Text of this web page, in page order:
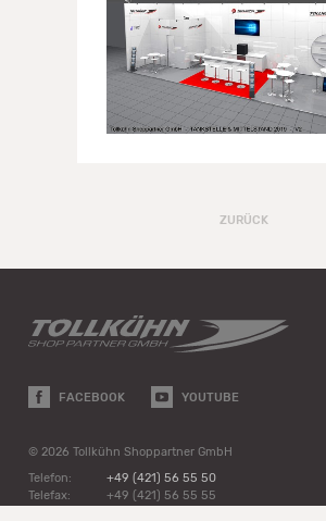
ZURÜCK
FACEBOOK YOUTUBE
© 2026 Tollkühn Shoppartner GmbH
Telefon:
+49 (421) 56 55 50
Telefax:
+49 (421) 56 55 55